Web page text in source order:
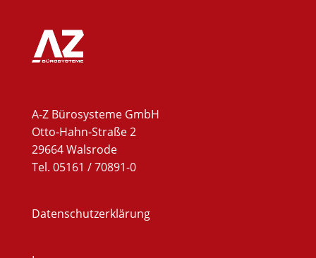
A-Z Bürosysteme GmbH
Otto-Hahn-Straße 2
29664 Walsrode
Tel. 05161 / 70891-0
Datenschutzerklärung